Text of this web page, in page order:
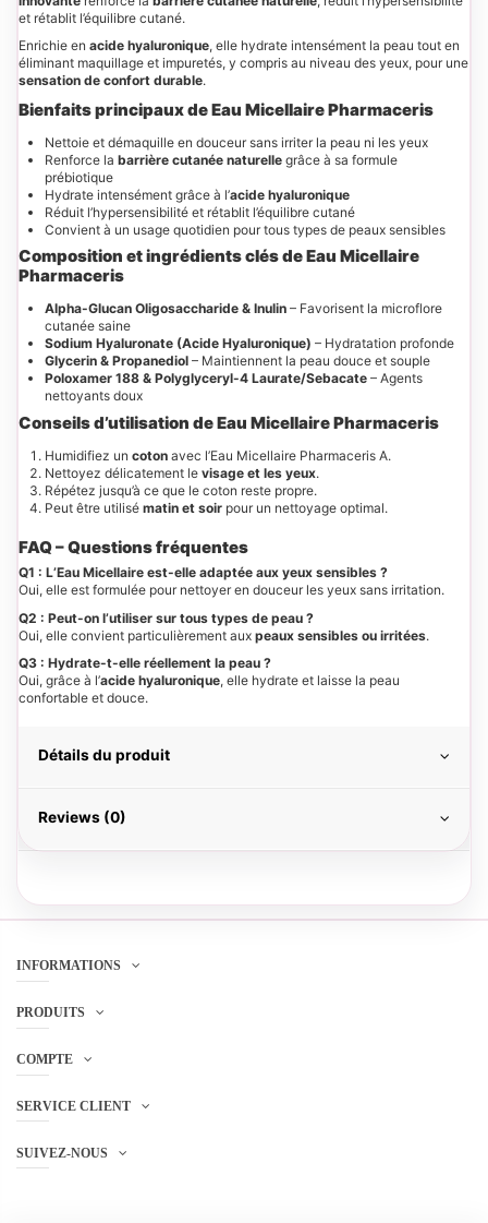
et rétablit l’équilibre cutané.
Enrichie en acide hyaluronique, elle hydrate intensément la peau tout en
éliminant maquillage et impuretés, y compris au niveau des yeux, pour une
sensation de confort durable.
Bienfaits principaux deEau Micellaire Pharmaceris
Nettoie et démaquille en douceur sans irriter la peau ni les yeux
Renforce la barrière cutanée naturelle grâce à sa formule
prébiotique
Hydrate intensément grâce à l’acide hyaluronique
Réduit l’hypersensibilité et rétablit l’équilibre cutané
Convient à un usage quotidien pour tous types de peaux sensibles
Composition et ingrédients clésdeEau Micellaire
Pharmaceris
Alpha-Glucan Oligosaccharide & Inulin – Favorisent la microflore
cutanée saine
Sodium Hyaluronate (Acide Hyaluronique) – Hydratation profonde
Glycerin & Propanediol – Maintiennent la peau douce et souple
Poloxamer 188 & Polyglyceryl-4 Laurate/Sebacate – Agents
nettoyants doux
Conseils d’utilisation deEau Micellaire Pharmaceris
Humidifiez un coton avec l’Eau Micellaire Pharmaceris A.
Nettoyez délicatement le visage et les yeux.
Répétez jusqu’à ce que le coton reste propre.
Peut être utilisé matin et soir pour un nettoyage optimal.
FAQ – Questions fréquentes
Q1 : L’Eau Micellaire est-elle adaptée aux yeux sensibles ?
Oui, elle est formulée pour nettoyer en douceur les yeux sans irritation.
Q2 : Peut-on l’utiliser sur tous types de peau ?
Oui, elle convient particulièrement aux peaux sensibles ou irritées.
Q3 : Hydrate-t-elle réellement la peau ?
Oui, grâce à l’acide hyaluronique, elle hydrate et laisse la peau
confortable et douce.
Détails du produit
Reviews (0)
INFORMATIONS
PRODUITS
COMPTE
SERVICE CLIENT
SUIVEZ-NOUS